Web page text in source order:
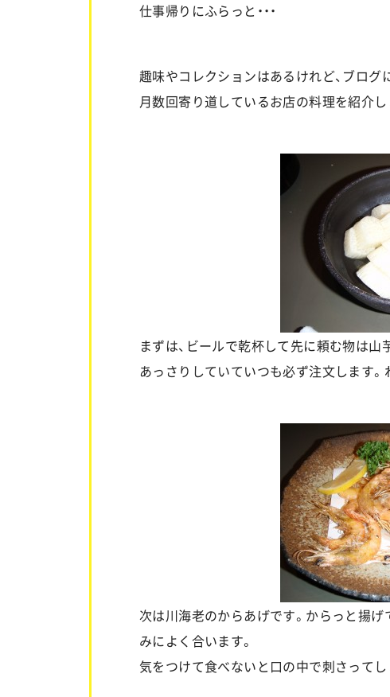
仕事帰りにふらっと・・・
趣味やコレクションはあるけれど、ブロ
月数回寄り道しているお店の料理を紹介し
まずは、ビールで乾杯して先に頼む物は山
あっさりしていていつも必ず注文します。
次は川海老のからあげです。からっと揚
みによく合います。
気をつけて食べないと口の中で刺さって